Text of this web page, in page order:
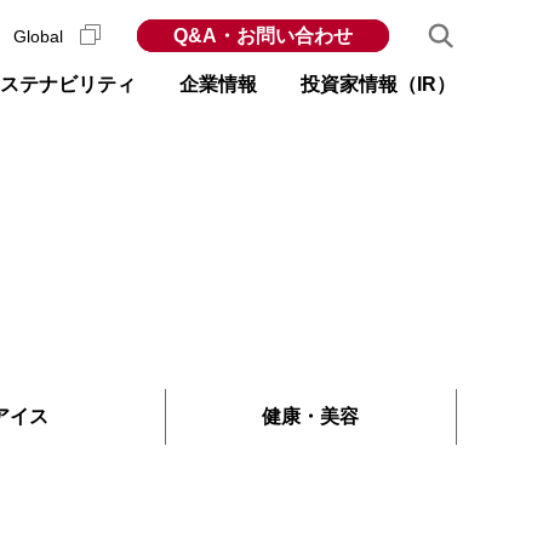
テナビリティ 企業情報 投資家情報（IR）
Global Q&A・お問い合わせ
イス 健康 ・ 美容